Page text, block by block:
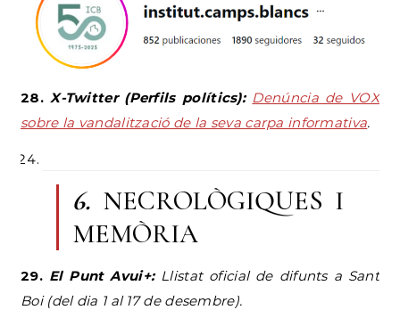
28. X-Twitter (Perfils polítics): Denúncia de VOX
sobre la vandalització de la seva carpa informativa.
6. NECROLÒGIQUES I
MEMÒRIA
29. El Punt Avui+:Llistat oficial de difunts a Sant
Boi (del dia 1 al 17 de desembre).